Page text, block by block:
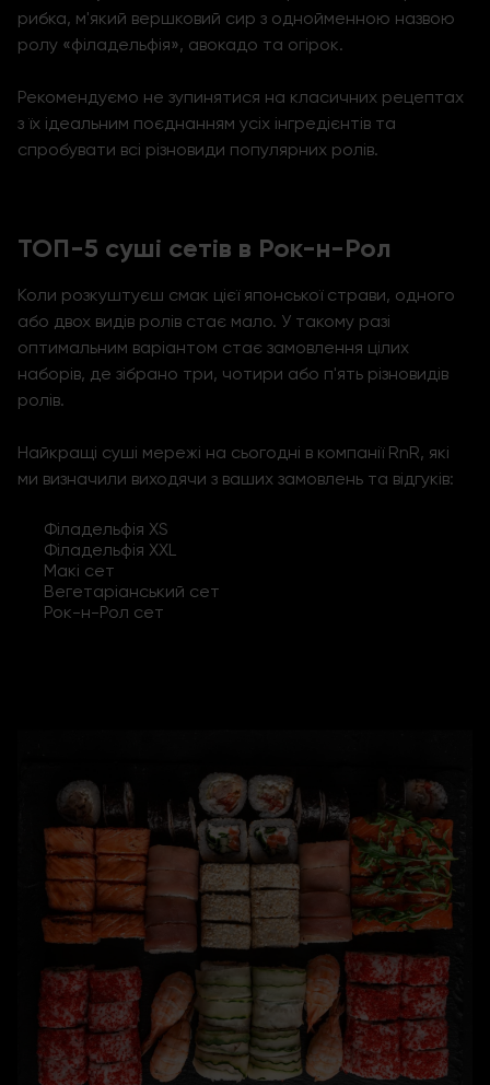
рибка, м'який вершковий сир з однойменною назвою
ролу «філадельфія», авокадо та огірок.
Рекомендуємо не зупинятися на класичних рецептах
з їх ідеальним поєднанням усіх інгредієнтів та
спробувати всі різновиди популярних ролів.
ТОП-5 суші сетів в Рок-н-Рол
Коли розкуштуєш смак цієї японської страви, одного
або двох видів ролів стає мало. У такому разі
оптимальним варіантом стає замовлення цілих
наборів, де зібрано три, чотири або п'ять різновидів
ролів.
Найкращі суші мережі на сьогодні в компанії RnR, які
ми визначили виходячи з ваших замовлень та відгуків:
Філадельфія XS
Філадельфія XXL
Макі сет
Вегетаріанський сет
Рок-н-Рол сет